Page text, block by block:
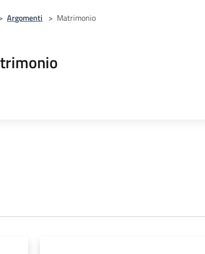
Argomenti > Matrimonio